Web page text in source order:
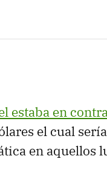
estaba en
el cual
en aquellos